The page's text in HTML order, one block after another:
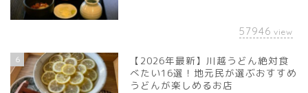
57946 view
6
【2026年最新】川越うどん絶対食
べたい16選！地元民が選ぶおすすめ
うどんが楽しめるお店